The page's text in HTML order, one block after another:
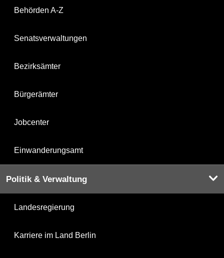
Behörden A-Z
Senatsverwaltungen
Bezirksämter
Bürgerämter
Jobcenter
Einwanderungsamt
Politik & Verwaltung
Landesregierung
Karriere im Land Berlin